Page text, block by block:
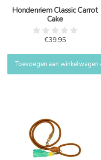
Hondenriem Classic Carrot
Cake
€39,95
Toevoegen aan winkelwagen